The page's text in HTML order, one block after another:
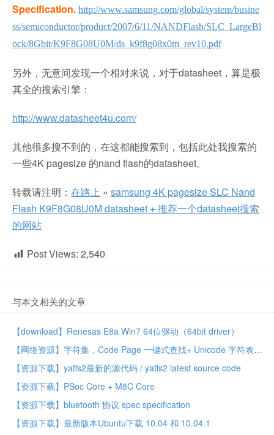
Specification. http://www.samsung.com/global/system/busine
ss/semiconductor/product/2007/6/11/NANDFlash/SLC_LargeBl
ock/8Gbit/K9F8G08U0M/ds_k9f8g08x0m_rev10.pdf
另外，无意间发现一个相对来说，对于datasheet，算是极
其全的搜索引擎：
http://www.datasheet4u.com/
其他很多搜不到的，在这都能搜索到，包括此处我搜索的
一些4K pagesize 的nand flash的datasheet。
转载请注明： 在路上 » samsung 4K pagesize SLC Nand
Flash K9F8G08U0M datasheet + 推荐一个datasheet搜索
的网站
Post Views: 2,540
与本文相关的文章
【download】Renesas E8a Win7 64位驱动（64bit driver）
【网络资源】字符集，Code Page 一键式查找+ Unicode 字符表
【资源下载】yaffs2最新的源代码 / yaffs2 latest source code
【资源下载】PSoc Core + M8C Core
【资源下载】bluetooth 协议 spec specification
【资源下载】最新版本Ubuntu下载 10.04 和 10.04.1